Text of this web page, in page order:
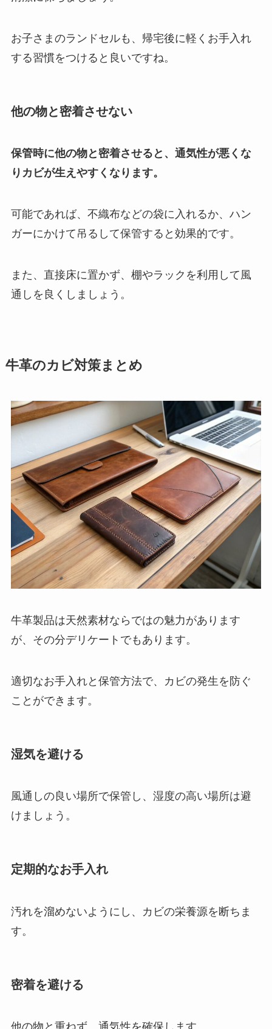
お子さまのランドセルも、帰宅後に軽くお手入れ
する習慣をつけると良いですね。
他の物と密着させない
保管時に他の物と密着させると、通気性が悪くな
りカビが生えやすくなります。
可能であれば、不織布などの袋に入れるか、ハン
ガーにかけて吊るして保管すると効果的です。
また、直接床に置かず、棚やラックを利用して風
通しを良くしましょう。
牛革のカビ対策まとめ
牛革製品は天然素材ならではの魅力があります
が、その分デリケートでもあります。
適切なお手入れと保管方法で、カビの発生を防ぐ
ことができます。
湿気を避ける
風通しの良い場所で保管し、湿度の高い場所は避
けましょう。
定期的なお手入れ
汚れを溜めないようにし、カビの栄養源を断ちま
す。
密着を避ける